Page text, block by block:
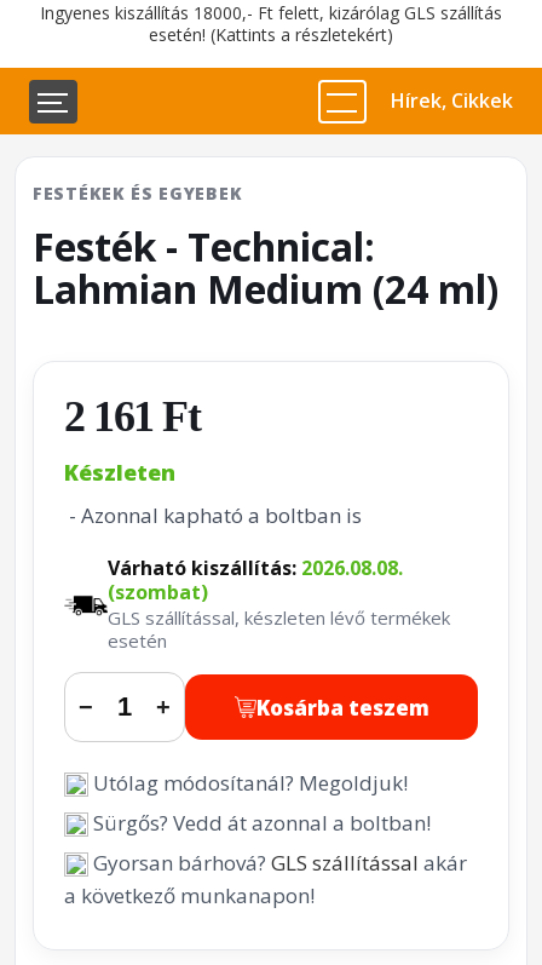
Ingyenes kiszállítás 18000,- Ft felett, kizárólag GLS szállítás
esetén! (Kattints a részletekért)
Hírek, Cikkek
FESTÉKEK ÉS EGYEBEK
Festék - Technical:
Lahmian Medium (24 ml)
2 161 Ft
Készleten
- Azonnal kapható a boltban is
Várható kiszállítás: 2026.08.08.
(szombat)
GLS szállítással, készleten lévő termékek
esetén
− + Kosárba teszem
Utólag módosítanál? Megoldjuk!
Sürgős? Vedd át azonnal a boltban!
Gyorsan bárhová? GLS szállítással akár
a következő munkanapon!